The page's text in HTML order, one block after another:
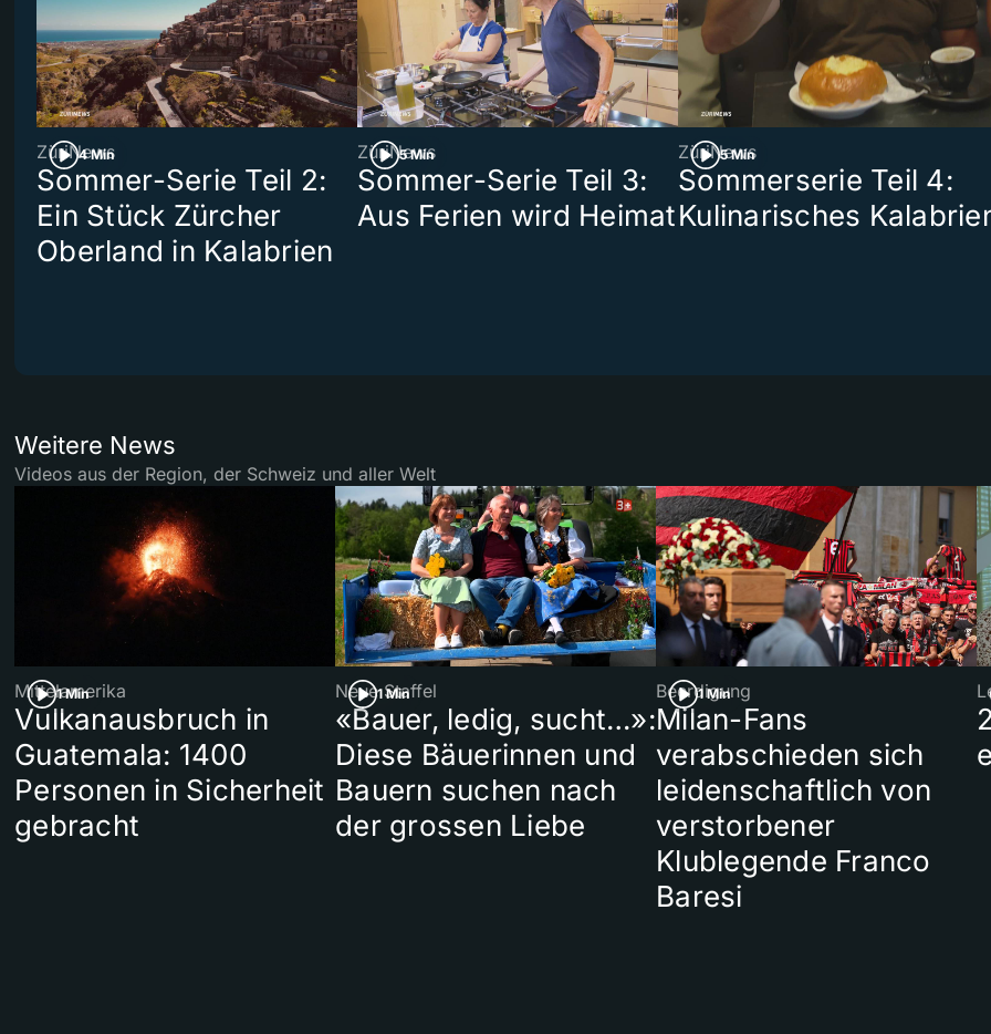
4 Min
ZüriNews
Sommer-Serie Teil 2:
Ein Stück Zürcher
Oberland in Kalabrien
5 Min
ZüriNews
Sommer-Serie Teil 3:
Aus Ferien wird Heimat
5 Min
ZüriNews
Sommerserie Teil 4:
Kulinarisches
Weitere News
Videos aus der Region, der Schweiz und aller Welt
1 Min
Mittelamerika
Vulkanausbruch in
Guatemala: 1400
Personen in Sicherheit
gebracht
1 Min
Neue Staffel
«Bauer, ledig, sucht…»:
Diese Bäuerinnen und
Bauern suchen nach
der grossen Liebe
1 Min
Beerdigung
Milan-Fans
verabschieden sich
leidenschaftlich von
verstorbener
Klublegende Franco
Baresi